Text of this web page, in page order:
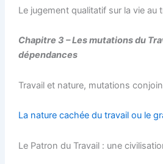
Le jugement qualitatif sur la vie au
Chapitre 3 – Les mutations du
dépendances
Travail et nature, mutations
La nature cachée du travail ou le
Le Patron du Travail : une